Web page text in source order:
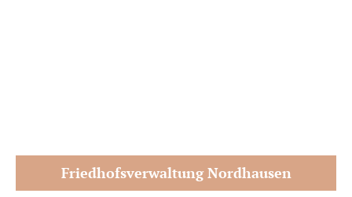
Friedhofsverwaltung Nordhausen